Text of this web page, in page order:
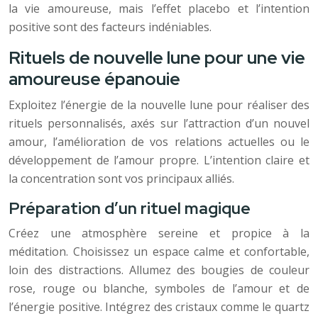
la vie amoureuse, mais l’effet placebo et l’intention
positive sont des facteurs indéniables.
Rituels de nouvelle lune pour une vie
amoureuse épanouie
Exploitez l’énergie de la nouvelle lune pour réaliser des
rituels personnalisés, axés sur l’attraction d’un nouvel
amour, l’amélioration de vos relations actuelles ou le
développement de l’amour propre. L’intention claire et
la concentration sont vos principaux alliés.
Préparation d’un rituel magique
Créez une atmosphère sereine et propice à la
méditation. Choisissez un espace calme et confortable,
loin des distractions. Allumez des bougies de couleur
rose, rouge ou blanche, symboles de l’amour et de
l’énergie positive. Intégrez des cristaux comme le quartz